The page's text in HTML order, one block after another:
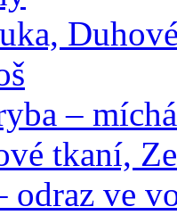
–
tkaní,
odraz ve